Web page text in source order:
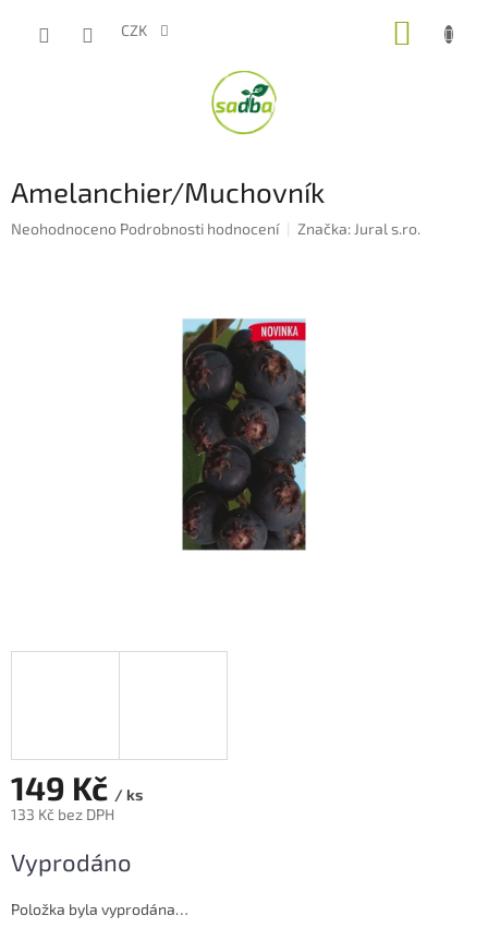
CZK
Amelanchier/Muchovník
Průměrné
Neohodnoceno Podrobnosti hodnocení Značka:Jural s.ro.
149 Kč / ks
133 Kč bez DPH
cena:
Vyprodáno
Položka byla vyprodána…